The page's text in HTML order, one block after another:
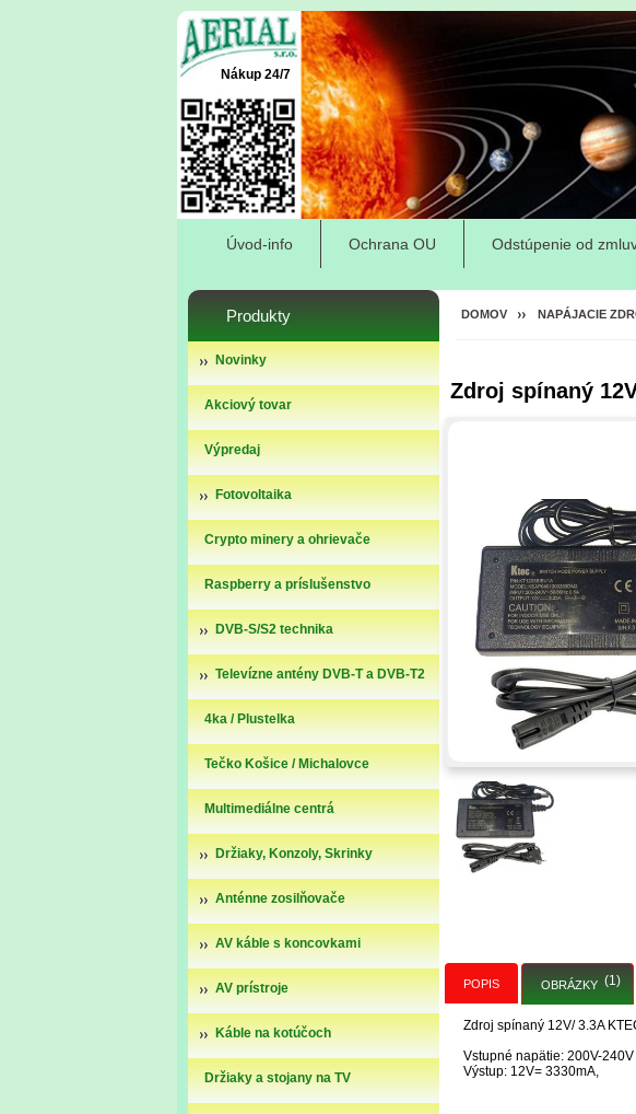
Nákup 24/7
Úvod-info Ochrana OU Odstúpenie od
Produkty
Novinky
Akciový tovar
Výpredaj
Fotovoltaika
Crypto minery a ohrievače
Raspberry a príslušenstvo
DVB-S/S2 technika
Televízne antény DVB-T a DVB-T2
4ka / Plustelka
Tečko Košice / Michalovce
Multimediálne centrá
Držiaky, Konzoly, Skrinky
Anténne zosilňovače
AV káble s koncovkami
AV prístroje
Káble na kotúčoch
Držiaky a stojany na TV
DOMOV NAPÁJACIE
Zdroj spínaný
POPIS OBRÁZKY (1)
Zdroj spínaný 12V/ 3.3A
Vstupné napätie: 200V-
Výstup: 12V= 3330mA,